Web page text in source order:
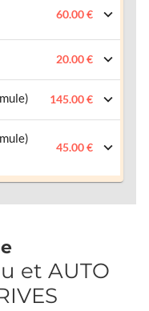
60.00 €
20.00 €
145.00 €
45.00 €
et AUTO